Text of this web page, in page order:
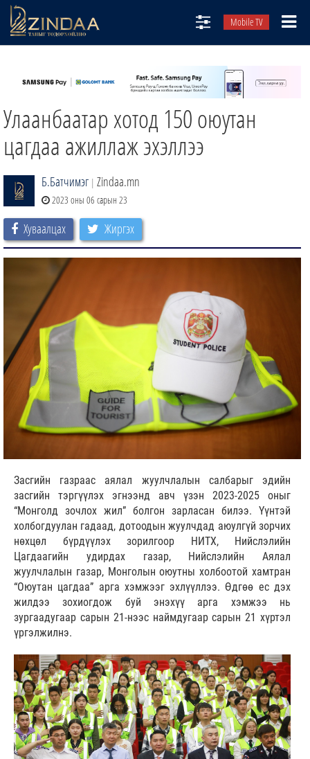
Mobile TV
ТВ8
ӨГЛӨӨНИЙ СОНИН
ЗИНДАА СЭТГҮҮЛ
Улаанбаатар хотод 150 оюутан
цагдаа ажиллаж эхэллээ
Б.Батчимэг | Zindaa.mn
2023 оны 06 сарын 23
Хуваалцах Жиргэх
Засгийн газраас аялал жуулчлалын салбарыг эдийн
засгийн тэргүүлэх эгнээнд авч үзэн 2023-2025 оныг
“Монголд зочлох жил” болгон зарласан билээ. Үүнтэй
холбогдуулан гадаад, дотоодын жуулчдад аюулгүй зорчих
нөхцөл бүрдүүлэх зорилгоор НИТХ, Нийслэлийн
Цагдаагийн удирдах газар, Нийслэлийн Аялал
жуулчлалын газар, Монголын оюутны холбоотой хамтран
“Оюутан цагдаа” арга хэмжээг эхлүүллээ. Өдгөө ес дэх
жилдээ зохиогдож буй энэхүү арга хэмжээ нь
зургаадугаар сарын 21-нээс наймдугаар сарын 21 хүртэл
үргэлжилнэ.